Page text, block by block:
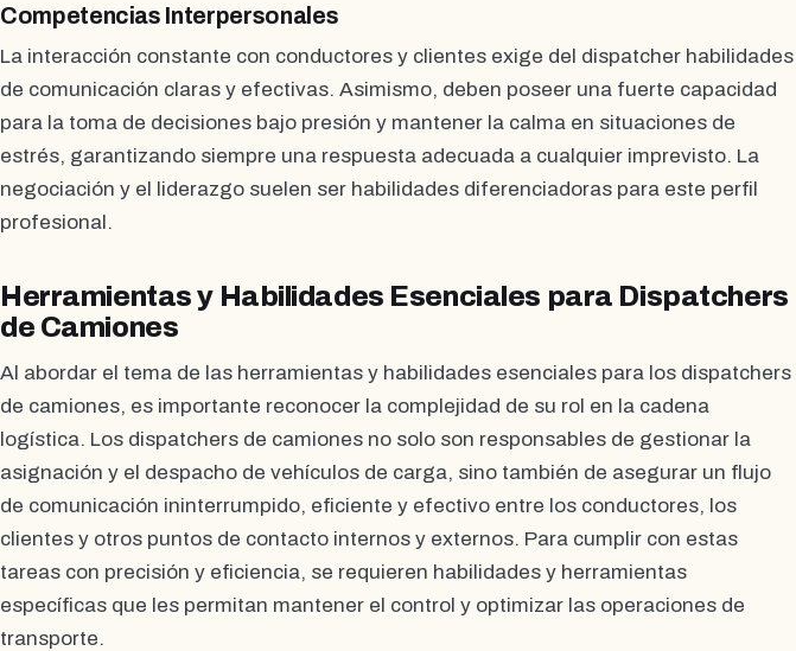
Competencias Interpersonales
La interacción constante con conductores y clientes exige del dispatcher habilidades
de comunicación claras y efectivas. Asimismo, deben poseer una fuerte capacidad
para la toma de decisiones bajo presión y mantener la calma en situaciones de
estrés, garantizando siempre una respuesta adecuada a cualquier imprevisto. La
negociación y el liderazgo suelen ser habilidades diferenciadoras para este perfil
profesional.
Herramientas y Habilidades Esenciales para Dispatchers
de Camiones
Al abordar el tema de las herramientas y habilidades esenciales para los dispatchers
de camiones, es importante reconocer la complejidad de su rol en la cadena
logística. Los dispatchers de camiones no solo son responsables de gestionar la
asignación y el despacho de vehículos de carga, sino también de asegurar un flujo
de comunicación ininterrumpido, eficiente y efectivo entre los conductores, los
clientes y otros puntos de contacto internos y externos. Para cumplir con estas
tareas con precisión y eficiencia, se requieren habilidades y herramientas
específicas que les permitan mantener el control y optimizar las operaciones de
transporte.